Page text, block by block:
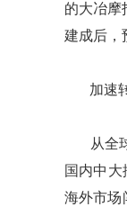
的大冶摩
建成后，
加速转
从全球
国内中大
海外市场